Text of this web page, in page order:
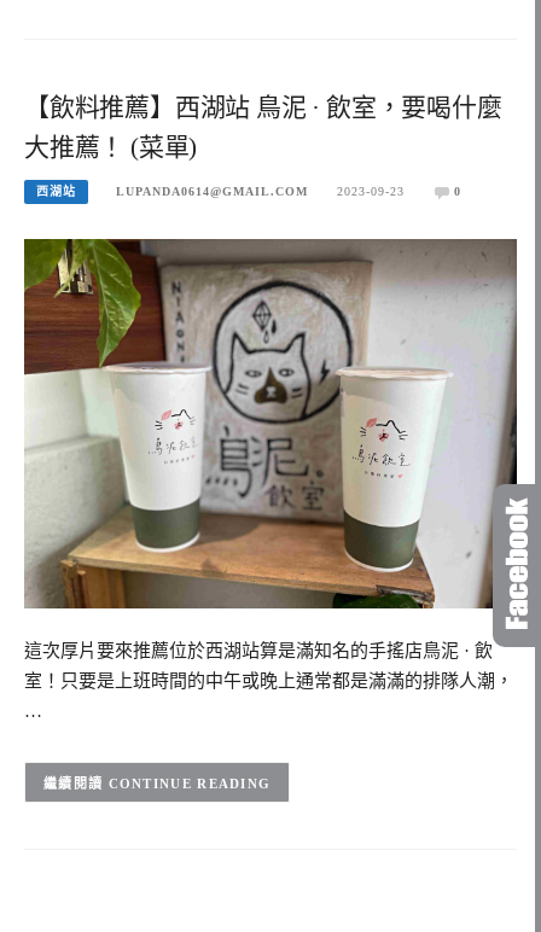
【飲料推薦】西湖站 鳥泥 · 飲室，要喝什麼
大推薦！ (菜單)
西湖站 LUPANDA0614@GMAIL.COM 2023-09-23 0
這次厚片要來推薦位於西湖站算是滿知名的手搖店鳥泥 · 飲
室！只要是上班時間的中午或晚上通常都是滿滿的排隊人潮，
…
CONTINUE READING